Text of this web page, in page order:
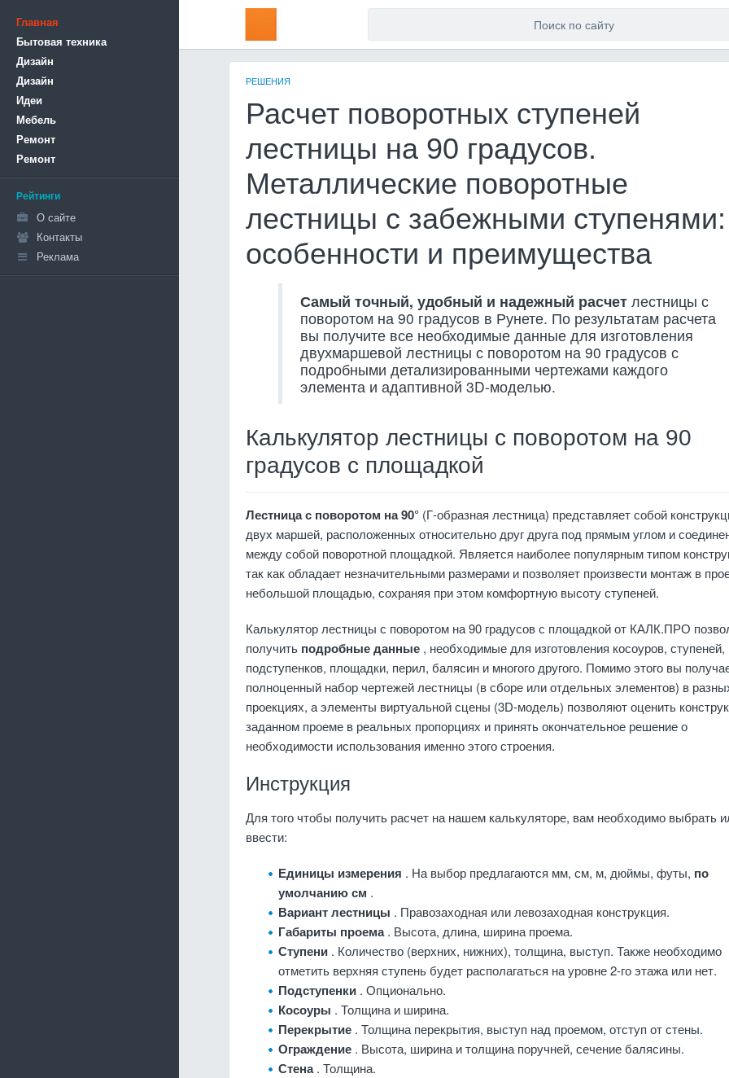
Главная
Бытовая техника
Дизайн
Дизайн
Идеи
Мебель
Ремонт
Ремонт
Рейтинги
О сайте
Контакты
Реклама
РЕШЕНИЯ
Расчет поворотных ступеней
лестницы на 90 градусов.
Металлические поворотные
лестницы с забежными ступенями:
особенности и преимущества
Самый точный, удобный и надежный расчет лестницы с
поворотом на 90 градусов в Рунете. По результатам расчета
вы получите все необходимые данные для изготовления
двухмаршевой лестницы с поворотом на 90 градусов с
подробными детализированными чертежами каждого
элемента и адаптивной 3D-моделью.
Калькулятор лестницы с поворотом на 90
градусов с площадкой
Лестница с поворотом на 90° (Г-образная лестница) представляет собой
двух маршей, расположенных относительно друг друга под прямым углом и
между собой поворотной площадкой. Является наиболее популярным типом
так как обладает незначительными размерами и позволяет произвести монтаж в
небольшой площадью, сохраняя при этом комфортную высоту ступеней.
Калькулятор лестницы с поворотом на 90 градусов с площадкой от КАЛК.ПРО
получить подробные данные , необходимые для изготовления косоуров, ступеней,
подступенков, площадки, перил, балясин и многого другого. Помимо этого вы
полноценный набор чертежей лестницы (в сборе или отдельных элементов) в
проекциях, а элементы виртуальной сцены (3D-модель) позволяют оценить
заданном проеме в реальных пропорциях и принять окончательное решение о
необходимости использования именно этого строения.
Инструкция
Для того чтобы получить расчет на нашем калькуляторе, вам необходимо выбрать
ввести:
Единицы измерения . На выбор предлагаются мм, см, м, дюймы, футы, по
умолчанию см .
Вариант лестницы . Правозаходная или левозаходная конструкция.
Габариты проема. Высота, длина, ширина проема.
Ступени . Количество (верхних, нижних), толщина, выступ. Также необходимо
отметить верхняя ступень будет располагаться на уровне 2-го этажа или нет.
Подступенки . Опционально.
Косоуры . Толщина и ширина.
Перекрытие . Толщина перекрытия, выступ над проемом, отступ от стены.
Ограждение . Высота, ширина и толщина поручней, сечение балясины.
Стена. Толщина.